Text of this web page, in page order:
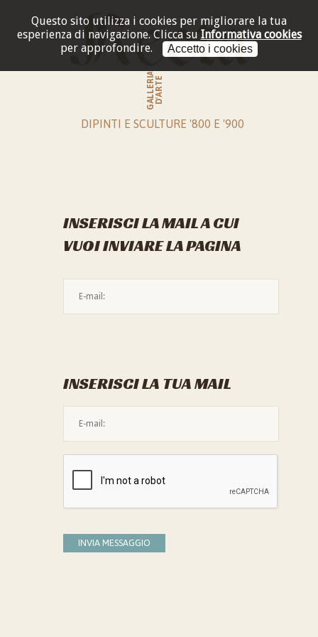
Questo sito utilizza i cookies per migliorare la tua
esperienza di navigazione. Clicca su Informativa cookies
per approfondire.
Accetto i cookies
GALLERIAD'ARTE
DIPINTI E SCULTURE '800 E '900
INSERISCI LA MAIL A CUI
VUOI INVIARE LA PAGINA
INSERISCI LA TUA MAIL
INVIA MESSAGGIO